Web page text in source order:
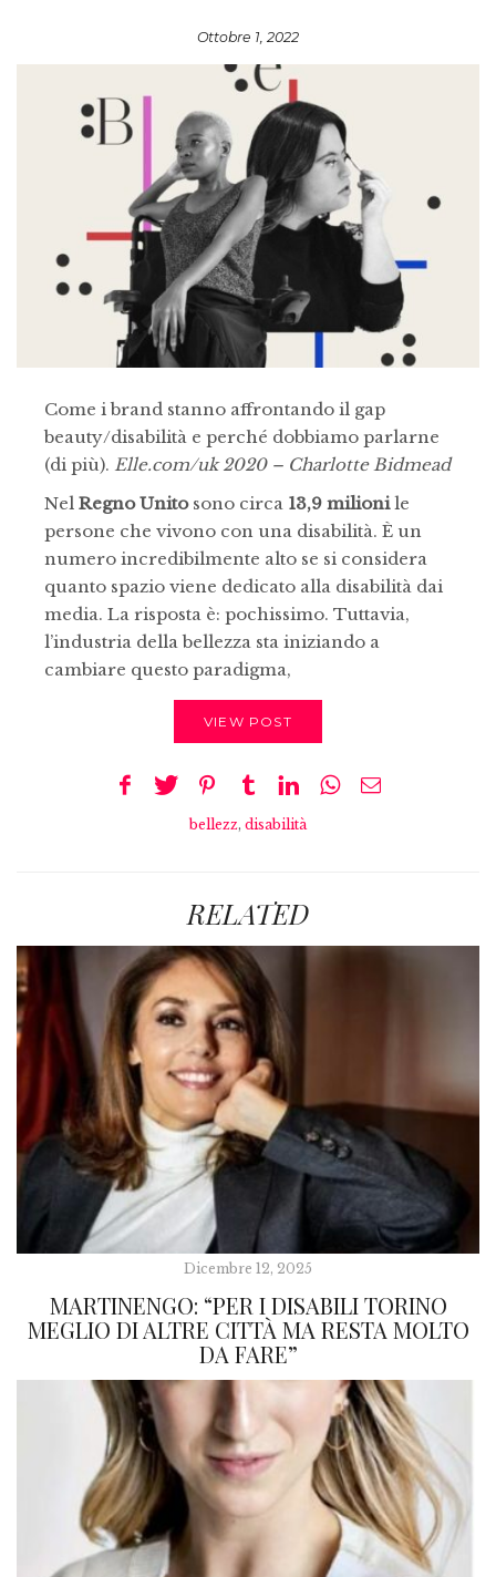
Ottobre 1, 2022
Come i brand stanno affrontando il gap
beauty/disabilità e perché dobbiamo parlarne
(di più). Elle.com/uk 2020 – Charlotte Bidmead
Nel Regno Unitosono circa 13,9 milionile
persone che vivono con una disabilità. È un
numero incredibilmente alto se si considera
quanto spazio viene dedicato alla disabilità dai
media. La risposta è: pochissimo. Tuttavia,
l’industria della bellezza sta iniziando a
cambiare questo paradigma,
VIEW POST
bellezz, disabilità
RELATED
Dicembre 12, 2025
MARTINENGO: “PER I DISABILI TORINO
MEGLIO DI ALTRE CITTÀ MA RESTA MOLTO
DA FARE”